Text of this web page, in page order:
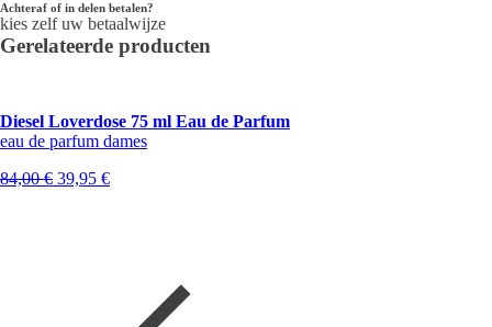
Achteraf of in delen betalen?
kies zelf uw betaalwijze
Gerelateerde producten
Diesel Loverdose 75 ml Eau de Parfum
eau de parfum dames
84,00€ Oorspronkelijke
39,95 €Huidige